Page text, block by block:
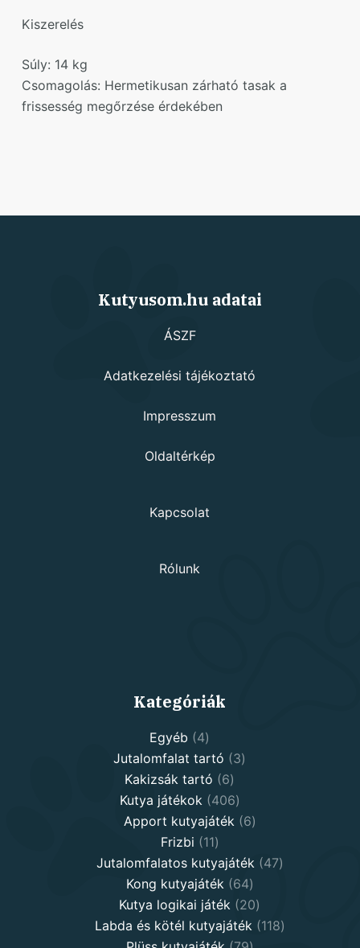
Kiszerelés
Súly: 14 kg
Csomagolás: Hermetikusan zárható tasak a
frissesség megőrzése érdekében
Kutyusom.hu adatai
ÁSZF
Adatkezelési tájékoztató
Impresszum
Oldaltérkép
Kapcsolat
Rólunk
Kategóriák
Egyéb 44
products
Jutalomfalat tartó 33
Kakizsák tartó 66
products
Kutya játékok 406406
products
Apport kutyajáték 66
Frizbi 1111
products
Jutalomfalatos kutyajáték 4747
Kong kutyajáték 6464
products
Kutya logikai játék 2020
products
Labda és kötél kutyajáték 118118